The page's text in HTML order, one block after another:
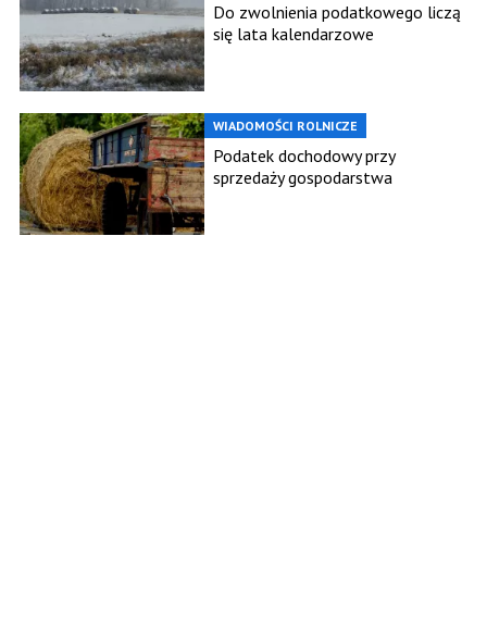
Do zwolnienia podatkowego liczą
się lata kalendarzowe
WIADOMOŚCI ROLNICZE
Podatek dochodowy przy
sprzedaży gospodarstwa